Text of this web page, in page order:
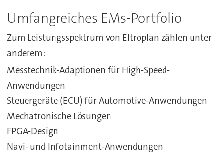
Umfangreiches EMs-Portfolio
Zum Leistungsspektrum von Eltroplan zählen unter
anderem:
Messtechnik-Adaptionen für High-Speed-
Anwendungen
Steuergeräte (ECU) für Automotive-Anwendungen
Mechatronische Lösungen
FPGA-Design
Navi- und Infotainment-Anwendungen